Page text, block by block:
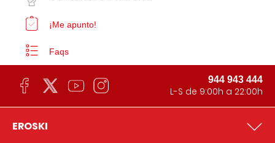
¡Me apunto!
Faqs
944 943 444
L-S de 9:00h a 22:00h
EROSKI